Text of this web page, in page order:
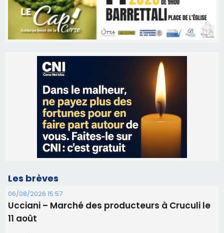
Les brèves
06/08/2026 15:57
Ucciani – Marché des producteurs à Cruculi le
11 août